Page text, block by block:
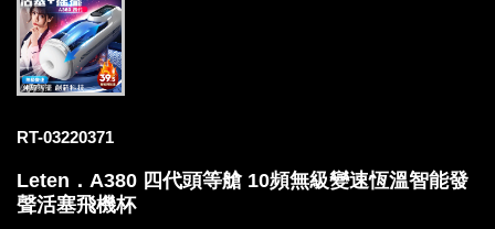
RT-03220371
Leten．A380 四代頭等艙 10頻無級變速恆溫智能發
聲活塞飛機杯